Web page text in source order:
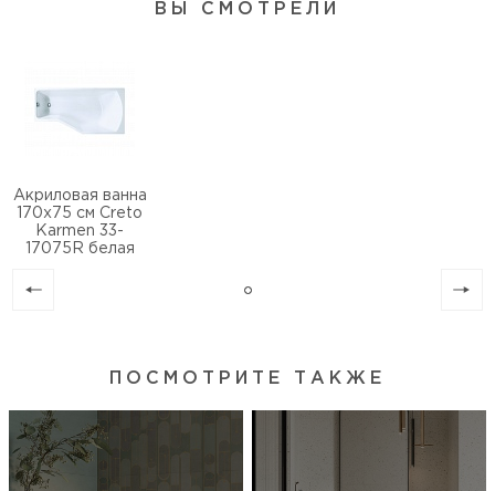
ВЫ СМОТРЕЛИ
Акриловая ванна
170х75 см Creto
Karmen 33-
17075R белая
ПОСМОТРИТЕ ТАКЖЕ